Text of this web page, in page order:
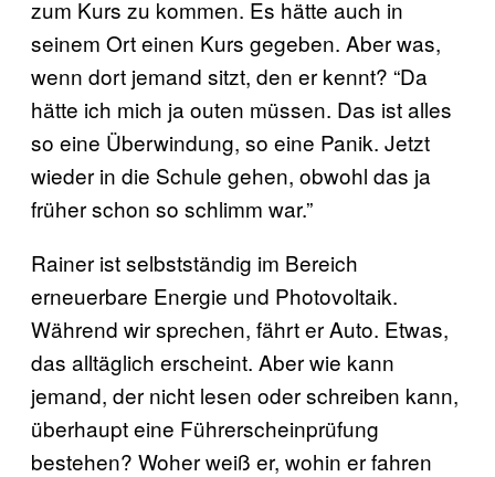
zum Kurs zu kommen. Es hätte auch in
seinem Ort einen Kurs gegeben. Aber was,
wenn dort jemand sitzt, den er kennt? “Da
hätte ich mich ja outen müssen. Das ist alles
so eine Überwindung, so eine Panik. Jetzt
wieder in die Schule gehen, obwohl das ja
früher schon so schlimm war.”
Rainer ist selbstständig im Bereich
erneuerbare Energie und Photovoltaik.
Während wir sprechen, fährt er Auto. Etwas,
das alltäglich erscheint. Aber wie kann
jemand, der nicht lesen oder schreiben kann,
überhaupt eine Führerscheinprüfung
bestehen? Woher weiß er, wohin er fahren